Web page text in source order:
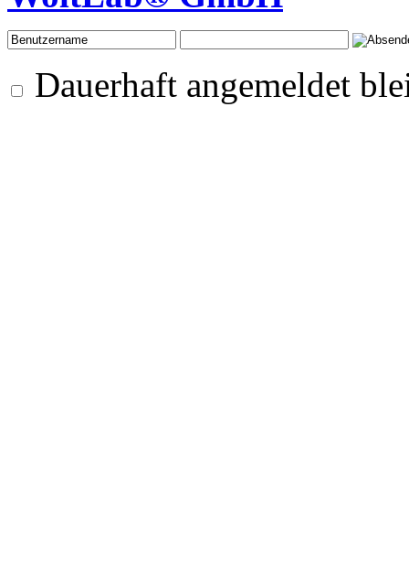
Dauerhaft angemeldet